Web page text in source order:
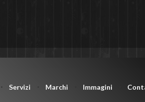
⋅ Servizi Marchi Immagini